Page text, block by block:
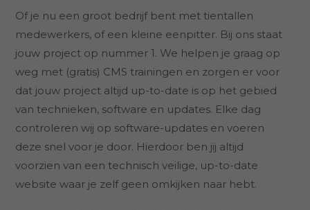
Of je nu een groot bedrijf bent met tientallen
medewerkers, of een kleine eenpitter. Bij ons staat
jouw project op nummer 1. We helpen je graag op
weg met (gratis) CMS trainingen en zorgen er voor
dat jouw project altijd up-to-date is op het gebied
van technieken, software en updates. Elke dag
controleren wij op software-updates en voeren
deze snel voor je door. Hierdoor ben jij altijd
voorzien van een technisch veilige, up-to-date
website waar je zelf geen omkijken naar hebt.